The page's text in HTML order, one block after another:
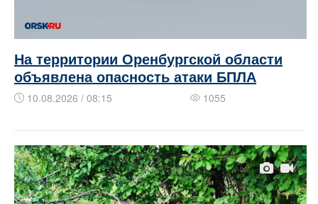
На территории Оренбургской области
объявлена опасность атаки БПЛА
10.08.2026 / 08:15 1055